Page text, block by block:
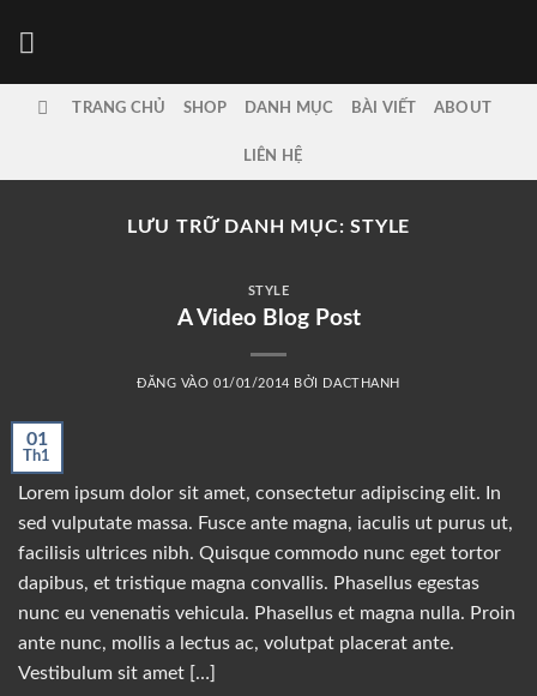
dung
TRANG CHỦ SHOP DANH MỤC BÀI VIẾT ABOUT
LIÊN HỆ
LƯU TRỮ DANH MỤC:STYLE
STYLE
A Video Blog Post
ĐĂNG VÀO01/01/2014 BỞI DACTHANH
01
Th1
Lorem ipsum dolor sit amet, consectetur adipiscing elit. In
sed vulputate massa. Fusce ante magna, iaculis ut purus ut,
facilisis ultrices nibh. Quisque commodo nunc eget tortor
dapibus, et tristique magna convallis. Phasellus egestas
nunc eu venenatis vehicula. Phasellus et magna nulla. Proin
ante nunc, mollis a lectus ac, volutpat placerat ante.
Vestibulum sit amet […]